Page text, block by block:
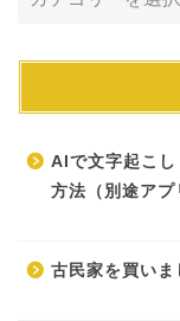
AIで文字起こし
方法（別途アプ
古民家を買いま